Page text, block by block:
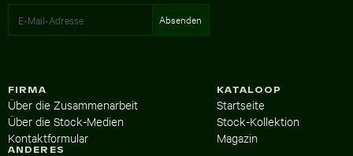
KATALOOP
Startseite
Stock-Kollektion
Magazin
FIRMA
Über die Zusammenarbeit
Über die Stock-Medien
Kontaktformular
ANDERES